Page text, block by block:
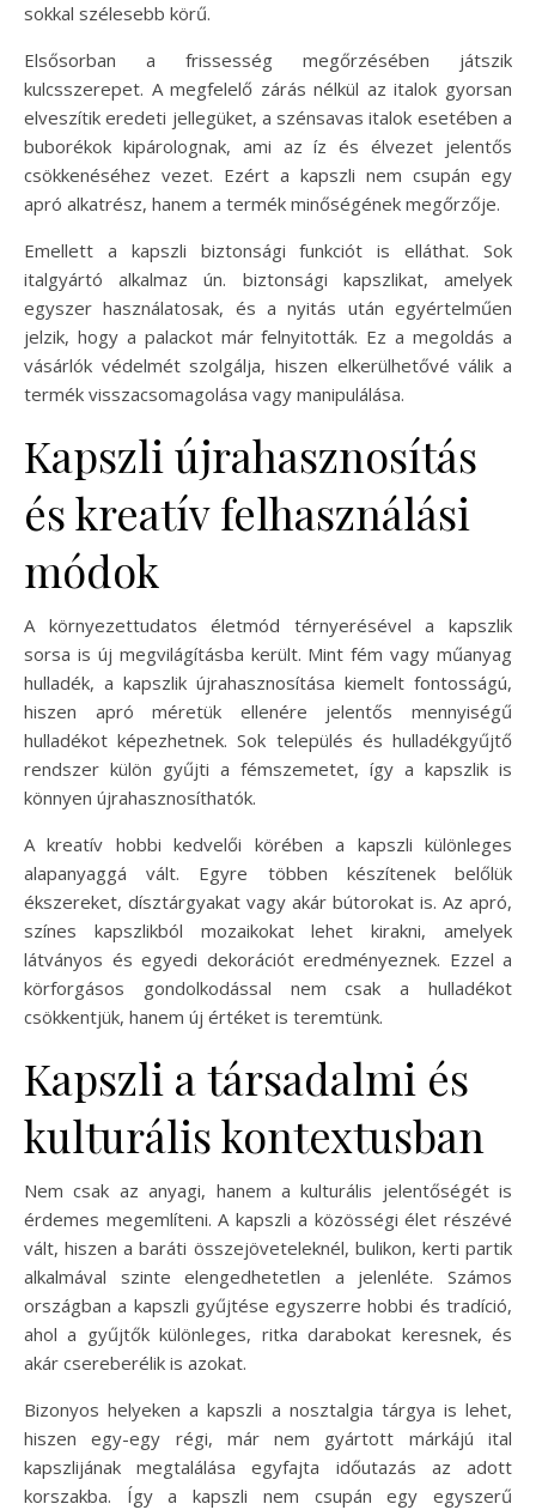
sokkal szélesebb körű.
Elsősorban a frissesség megőrzésében játszik
kulcsszerepet. A megfelelő zárás nélkül az italok gyorsan
elveszítik eredeti jellegüket, a szénsavas italok esetében a
buborékok kipárolognak, ami az íz és élvezet jelentős
csökkenéséhez vezet. Ezért a kapszli nem csupán egy
apró alkatrész, hanem a termék minőségének megőrzője.
Emellett a kapszli biztonsági funkciót is elláthat. Sok
italgyártó alkalmaz ún. biztonsági kapszlikat, amelyek
egyszer használatosak, és a nyitás után egyértelműen
jelzik, hogy a palackot már felnyitották. Ez a megoldás a
vásárlók védelmét szolgálja, hiszen elkerülhetővé válik a
termék visszacsomagolása vagy manipulálása.
Kapszli újrahasznosítás
és kreatív felhasználási
módok
A környezettudatos életmód térnyerésével a kapszlik
sorsa is új megvilágításba került. Mint fém vagy műanyag
hulladék, a kapszlik újrahasznosítása kiemelt fontosságú,
hiszen apró méretük ellenére jelentős mennyiségű
hulladékot képezhetnek. Sok település és hulladékgyűjtő
rendszer külön gyűjti a fémszemetet, így a kapszlik is
könnyen újrahasznosíthatók.
A kreatív hobbi kedvelői körében a kapszli különleges
alapanyaggá vált. Egyre többen készítenek belőlük
ékszereket, dísztárgyakat vagy akár bútorokat is. Az apró,
színes kapszlikból mozaikokat lehet kirakni, amelyek
látványos és egyedi dekorációt eredményeznek. Ezzel a
körforgásos gondolkodással nem csak a hulladékot
csökkentjük, hanem új értéket is teremtünk.
Kapszli a társadalmi és
kulturális kontextusban
Nem csak az anyagi, hanem a kulturális jelentőségét is
érdemes megemlíteni. A kapszli a közösségi élet részévé
vált, hiszen a baráti összejöveteleknél, bulikon, kerti partik
alkalmával szinte elengedhetetlen a jelenléte. Számos
országban a kapszli gyűjtése egyszerre hobbi és tradíció,
ahol a gyűjtők különleges, ritka darabokat keresnek, és
akár csereberélik is azokat.
Bizonyos helyeken a kapszli a nosztalgia tárgya is lehet,
hiszen egy-egy régi, már nem gyártott márkájú ital
kapszlijának megtalálása egyfajta időutazás az adott
korszakba. Így a kapszli nem csupán egy egyszerű